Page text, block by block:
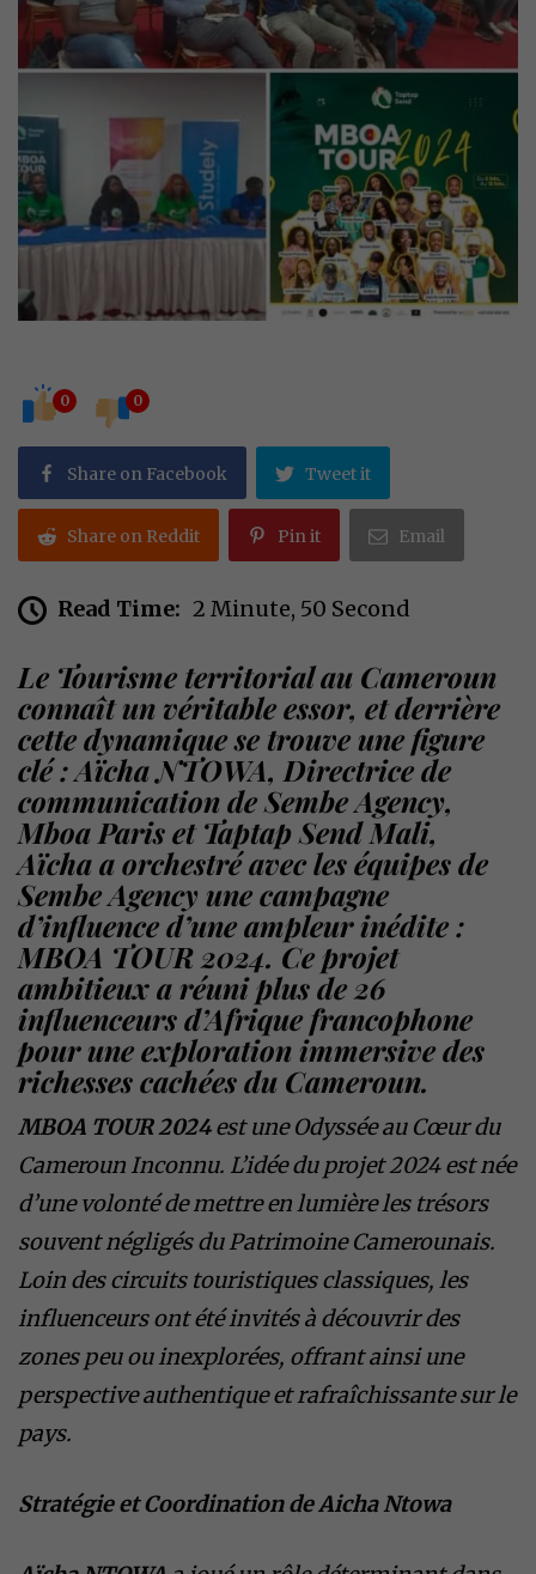
0 0
Share on Facebook Tweet it
Share on Reddit Pin it Email
Read Time: 2 Minute, 50 Second
Le Tourisme territorial au Cameroun
connaît un véritable essor, et derrière
cette dynamique se trouve une figure
clé : Aïcha NTOWA, Directrice de
communication de Sembe Agency,
Mboa Paris et Taptap Send Mali,
Aïcha a orchestré avec les équipes de
Sembe Agency une campagne
d’influence d’une ampleur inédite :
MBOA TOUR 2024. Ce projet
ambitieux a réuni plus de 26
influenceurs d’Afrique francophone
pour une exploration immersive des
richesses cachées du Cameroun.
MBOA TOUR 2024est une Odyssée au Cœur du
Cameroun Inconnu. L’idée du projet 2024 est née
d’une volonté de mettre en lumière les trésors
souvent négligés du Patrimoine Camerounais.
Loin des circuits touristiques classiques, les
influenceurs ont été invités à découvrir des
zones peu ou inexplorées, offrant ainsi une
perspective authentique et rafraîchissante sur le
pays.
Stratégie et Coordination de Aicha Ntowa